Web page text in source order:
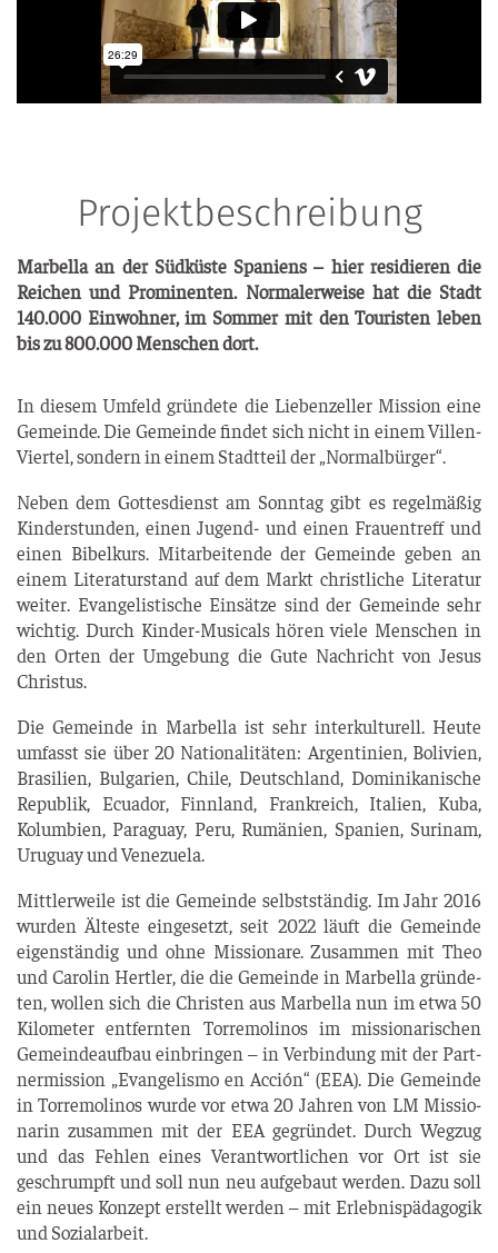
Projektbeschreibung
Mar­bel­la an der Süd­küs­te Spa­ni­ens – hier resi­die­ren die
Rei­chen und Pro­mi­nen­ten. Nor­ma­ler­wei­se hat die Stadt
140.000 Ein­woh­ner, im Som­mer mit den Tou­ris­ten leben
bis zu 800.000 Men­schen dort.
In die­sem Umfeld grün­de­te die Lie­ben­zel­ler Mis­si­on eine
Gemein­de. Die Gemein­de fin­det sich nicht in einem Vil­len-
Vier­tel, son­dern in einem Stadt­teil der „Nor­mal­bür­ger“.
Neben dem Got­tes­dienst am Sonn­tag gibt es regel­mä­ßig
Kin­der­stun­den, einen Jugend- und einen Frau­en­treff und
einen Bibel­kurs. Mit­ar­bei­ten­de der Gemein­de geben an
einem Lite­ra­tur­stand auf dem Markt christ­li­che Lite­ra­tur
wei­ter. Evan­ge­lis­ti­sche Ein­sät­ze sind der Gemein­de sehr
wich­tig. Durch Kin­der-Musi­cals hören vie­le Men­schen in
den Orten der Umge­bung die Gute Nach­richt von Jesus
Christus.
Die Gemein­de in Mar­bel­la ist sehr inter­kul­tu­rell. Heu­te
umfasst sie über 20 Natio­na­li­tä­ten: Argen­ti­ni­en, Boli­vi­en,
Bra­si­li­en, Bul­ga­ri­en, Chi­le, Deutsch­land, Domi­ni­ka­ni­sche
Repu­blik, Ecua­dor, Finn­land, Frank­reich, Ita­li­en, Kuba,
Kolum­bi­en, Para­gu­ay, Peru, Rumä­ni­en, Spa­ni­en, Suri­nam,
Uru­gu­ay und Venezuela.
Mitt­ler­wei­le ist die Gemein­de selbst­stän­dig. Im Jahr 2016
wur­den Ältes­te ein­ge­setzt, seit 2022 läuft die Gemein­de
eigen­stän­dig und ohne Mis­sio­na­re. Zusam­men mit Theo
und Caro­lin Hertler, die die Gemein­de in Mar­bel­la grün­de­
ten, wol­len sich die Chris­ten aus Mar­bel­la nun im etwa 50
Kilo­me­ter ent­fern­ten Tor­re­mo­li­nos im mis­sio­na­ri­schen
Gemein­de­auf­bau ein­brin­gen – in Ver­bin­dung mit der Part­
ner­mis­si­on „Evan­ge­lis­mo en Acción“ (EEA). Die Gemein­de
in Tor­re­mo­li­nos wur­de vor etwa 20 Jah­ren von LM Mis­sio­
na­rin zusam­men mit der EEA gegrün­det. Durch Weg­zug
und das Feh­len eines Ver­ant­wort­li­chen vor Ort ist sie
geschrumpft und soll nun neu auf­ge­baut wer­den. Dazu soll
ein neu­es Kon­zept erstellt wer­den – mit Erleb­nis­päd­ago­gik
und Sozialarbeit.